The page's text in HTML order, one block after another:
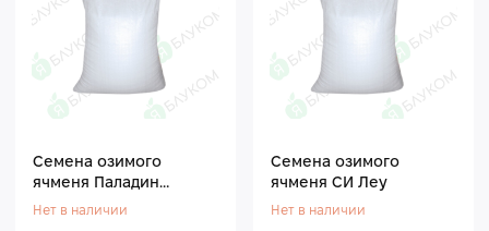
Семена озимого
ячменя Паладин
Мироновский
Нет в наличии
Семена озимого
ячменя СИ Леу
Нет в наличии